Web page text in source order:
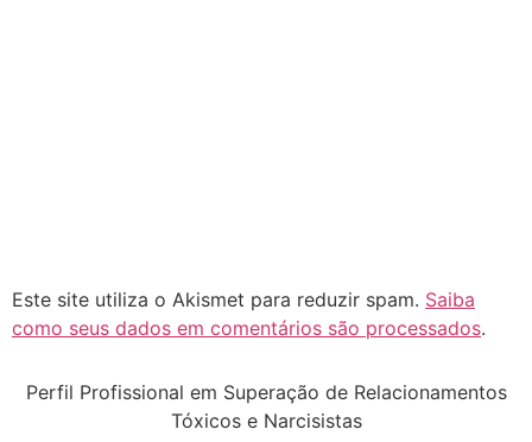
Este site utiliza o Akismet para reduzir spam. Saiba
como seus dados em comentários são processados.
Perfil Profissional em Superação de Relacionamentos
Tóxicos e Narcisistas